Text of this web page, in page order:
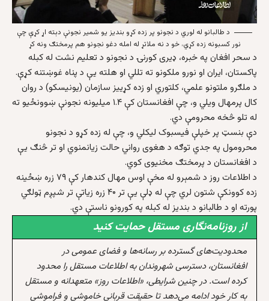
د طالبانو له لوري د نجونو پر زده کړو بندیز یو شمیر نجونې دېته اړ کړې چې
نور کسبونه زده کړي، خو د نه ملاتړ له امله دغو نجونو هم پرمختګ ونه کړ
د سحر افغان په خبره، ډیری کورنۍ د نجونو د تعلیم نشت له کبله
پاکستان، ایران او نورو ملکونو ته تللي او هلته یې د پناه غوښتنه کړې.
د ملګرو ملتونو علمي، کلتوري او زده کړييز سازمان (يونيسکو) د روان
کال پرمهال ویلي و، چې افغانستان کې ۱.۴ ميليونه نجونې ښوونځيو ته
له تلو څخه محرومې دي.
دې بنسټ پر خپلې فيسبوک ليکلي و، چې له زده کړو د نجونو
محرومول په جدي توګه د هغوی رواني حالت زيانمنوي او تر څنګ یې
د افغانستان د پرمختګ مخنيوی کوي.
د اطلاعات روز د شمېرو له مخې اوس مهال کندهار کې ۷۹ زره ښځينه
زده ‌کوونکې شتون لري چې له ډلې يې تر ۴۰ زره زياتې تر شپږم ټولګي
پورته او د طالبانو د بندیز له کبله په کورونو ناستې دي.
از روزنامه‌نگاری مستقل حمایت کنید
محدودیت‌های گسترده بر رسانه‌ها و فضای عمومی در
افغانستان، دسترسی شهروندان به اطلاعات مستقل را محدود
کرده است. در چنین شرایطی، «اطلاعات روز» متعهدانه و مستقل
به کار خود ادامه می‌دهد تا حقیقت قربانی خاموشی و فراموشی